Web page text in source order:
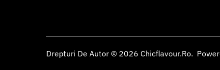
Drepturi De Autor © 2026 Chicflavour.ro.